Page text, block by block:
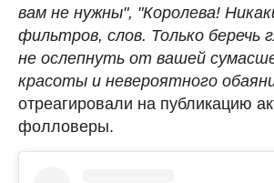
вам не нужны", "Королева!
фильтров, слов. Только беречь
не ослепнуть от вашей
красоты и невероятного
отреагировали на публикацию
фолловеры.